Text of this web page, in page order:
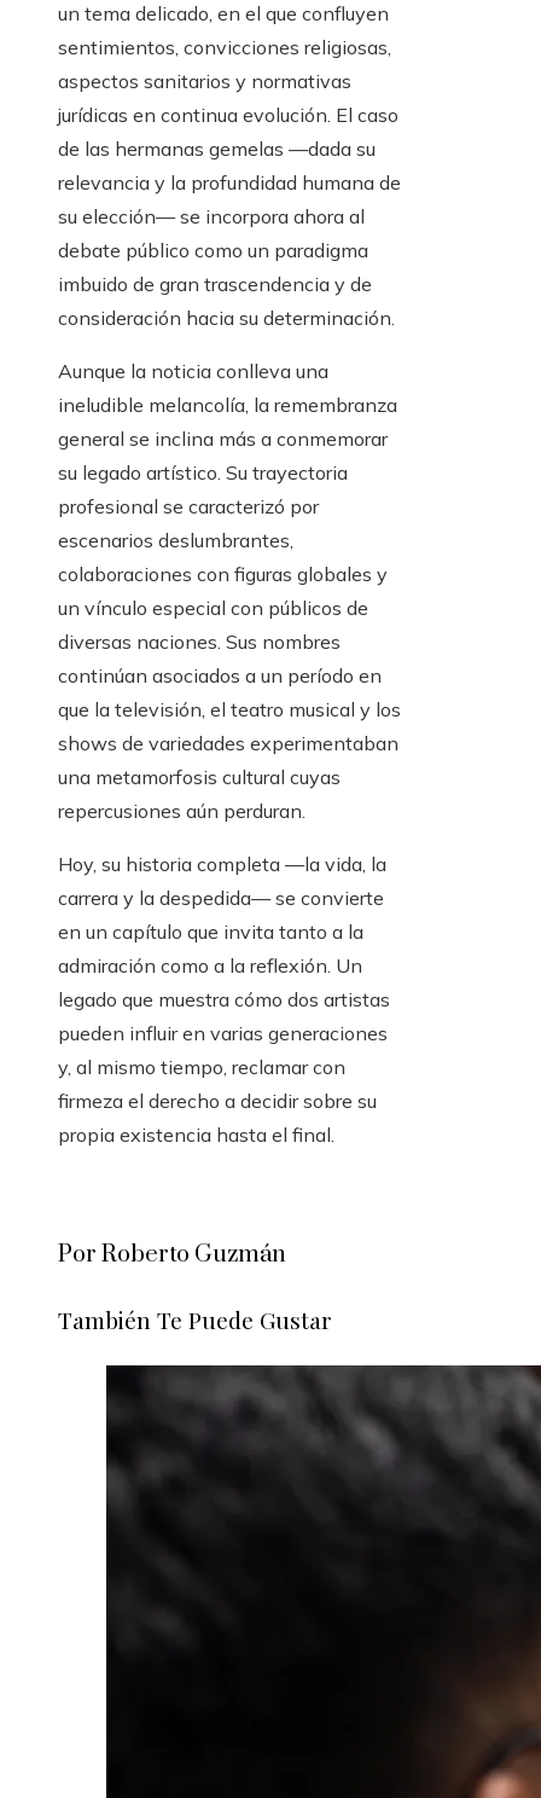
un tema delicado, en el que confluyen
sentimientos, convicciones religiosas,
aspectos sanitarios y normativas
jurídicas en continua evolución. El caso
de las hermanas gemelas —dada su
relevancia y la profundidad humana de
su elección— se incorpora ahora al
debate público como un paradigma
imbuido de gran trascendencia y de
consideración hacia su determinación.
Aunque la noticia conlleva una
ineludible melancolía, la remembranza
general se inclina más a conmemorar
su legado artístico. Su trayectoria
profesional se caracterizó por
escenarios deslumbrantes,
colaboraciones con figuras globales y
un vínculo especial con públicos de
diversas naciones. Sus nombres
continúan asociados a un período en
que la televisión, el teatro musical y los
shows de variedades experimentaban
una metamorfosis cultural cuyas
repercusiones aún perduran.
Hoy, su historia completa —la vida, la
carrera y la despedida— se convierte
en un capítulo que invita tanto a la
admiración como a la reflexión. Un
legado que muestra cómo dos artistas
pueden influir en varias generaciones
y, al mismo tiempo, reclamar con
firmeza el derecho a decidir sobre su
propia existencia hasta el final.
Por Roberto Guzmán
También Te Puede Gustar